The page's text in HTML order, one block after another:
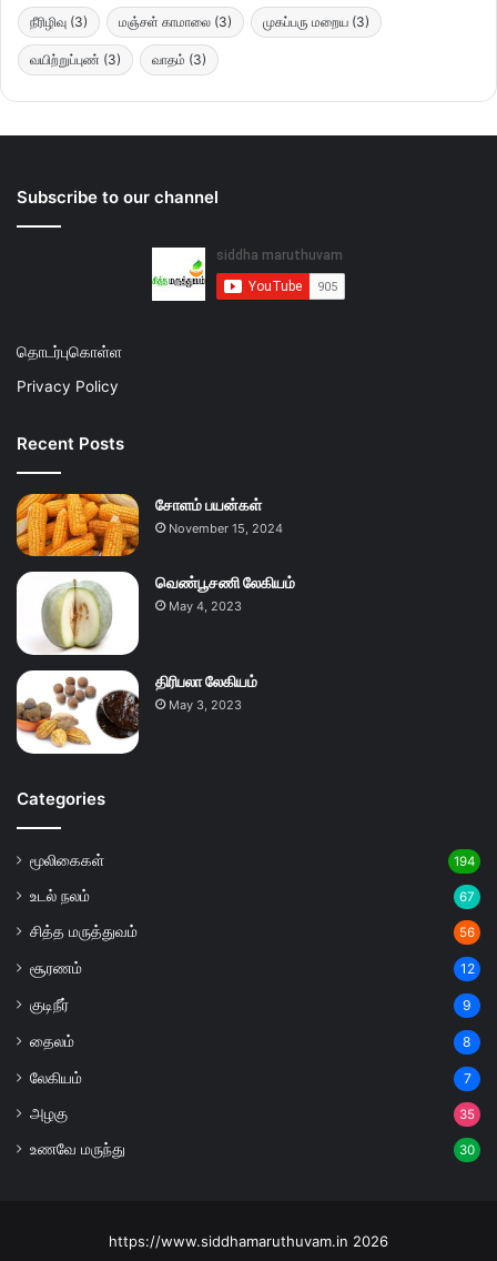
நீரிழிவு (3) மஞ்சள் காமாலை (3) முகப்பரு மறைய (3)
வயிற்றுப்புண் (3) வாதம் (3)
Subscribe to our channel
தொடர்புகொள்ள
Privacy Policy
Recent Posts
சோளம் பயன்கள்
November 15, 2024
வெண்பூசணி லேகியம்
May 4, 2023
திரிபலா லேகியம்
May 3, 2023
Categories
மூலிகைகள் 194
உடல் நலம் 67
சித்த மருத்துவம் 56
சூரணம் 12
குடிநீர் 9
தைலம் 8
லேகியம் 7
அழகு 35
உணவே மருந்து 30
https://www.siddhamaruthuvam.in 2026